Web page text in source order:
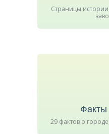
Страницы
Факты
29 фактов о